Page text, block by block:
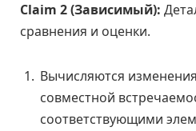
Claim 2 (Зависимый):
сравнения и оценки.
Вычисляются
совместной
соответствующими